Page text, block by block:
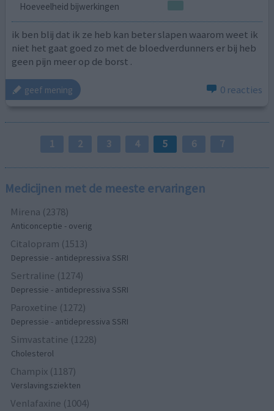
Hoeveelheid bijwerkingen
ik ben blij dat ik ze heb kan beter slapen waarom weet ik
niet het gaat goed zo met de bloedverdunners er bij heb
geen pijn meer op de borst .
geef mening 0 reacties
1 2 3 4 5 6 7
Medicijnen met de meeste ervaringen
Mirena (2378)
Anticonceptie - overig
Citalopram (1513)
Depressie - antidepressiva SSRI
Sertraline (1274)
Depressie - antidepressiva SSRI
Paroxetine (1272)
Depressie - antidepressiva SSRI
Simvastatine (1228)
Cholesterol
Champix (1187)
Verslavingsziekten
Venlafaxine (1004)